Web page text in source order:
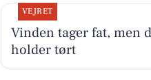
VEJRET
Vinden tager fat, men
holder tørt